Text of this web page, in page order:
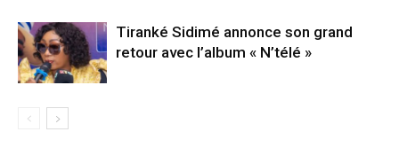
Tiranké Sidimé annonce son grand
retour avec l’album « N’télé »